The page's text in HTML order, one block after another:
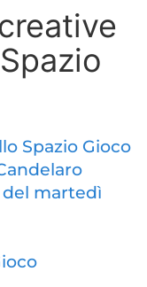
Spazio Gioco
del martedì